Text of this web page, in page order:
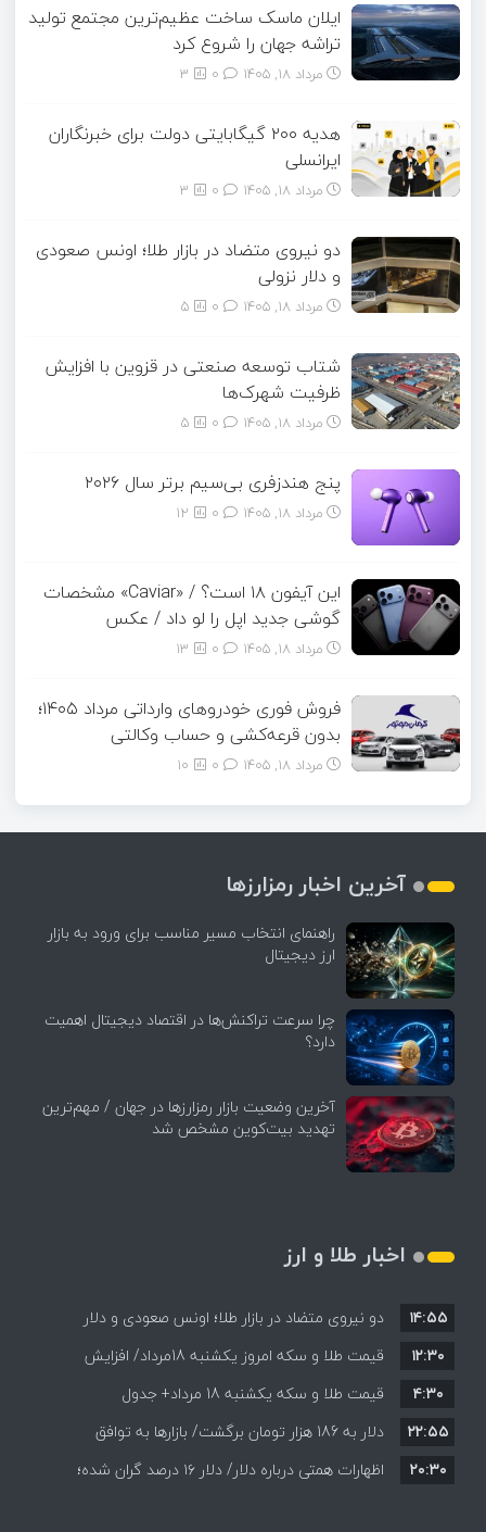
ایلان ماسک ساخت عظیم‌ترین مجتمع تولید
تراشه جهان را شروع کرد
مرداد ۱۸, ۱۴۰۵ 3
هدیه ۲۰۰ گیگابایتی دولت برای خبرنگاران
ایرانسلی
مرداد ۱۸, ۱۴۰۵ 3
دو نیروی متضاد در بازار طلا؛ اونس صعودی
و دلار نزولی
مرداد ۱۸, ۱۴۰۵ 5
شتاب توسعه صنعتی در قزوین با افزایش
ظرفیت شهرک‌ها
مرداد ۱۸, ۱۴۰۵ 5
پنج هندزفری بی‌سیم برتر سال ۲۰۲۶
مرداد ۱۸, ۱۴۰۵ 12
این آیفون ۱۸ است؟ / «Caviar» مشخصات
گوشی جدید اپل را لو داد / عکس
مرداد ۱۸, ۱۴۰۵ 13
فروش فوری خودروهای وارداتی مرداد ۱۴۰۵؛
بدون قرعه‌کشی و حساب وکالتی
مرداد ۱۸, ۱۴۰۵ 10
آخرین اخبار رمزارزها
راهنمای انتخاب مسیر مناسب برای ورود به بازار
ارز دیجیتال
چرا سرعت تراکنش‌ها در اقتصاد دیجیتال اهمیت
دارد؟
آخرین وضعیت بازار رمزارزها در جهان / مهم‌ترین
تهدید بیت‌کوین مشخص شد
اخبار طلا و ارز
دو نیروی متضاد در بازار طلا؛ اونس صعودی و دلار
نزولی
۱۴:۵۵
قیمت طلا و سکه امروز یکشنبه 18مرداد/ افزایش
قیمت ها + جدول و جزئیات
۱۲:۳۰
قیمت طلا و سکه یکشنبه 18 مرداد+ جدول
۴:۳۰
دلار به 186 هزار تومان برگشت/ بازارها به توافق
احتمالی هرمز چه واکنشی نشان دادند؟
۲۲:۵۵
اظهارات همتی درباره دلار/ دلار ۱۶ درصد گران شده؛
۲۰:۳۰